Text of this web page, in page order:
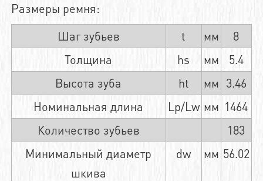
Размеры ремня:
Шаг зубьев
t мм
8
Толщина
hs мм
5.4
Высота зуба
ht мм 3.46
Номинальная длина
Lp/Lw мм 1464
Количество зубьев
183
Минимальный диаметр
шкива
dw мм 56.02